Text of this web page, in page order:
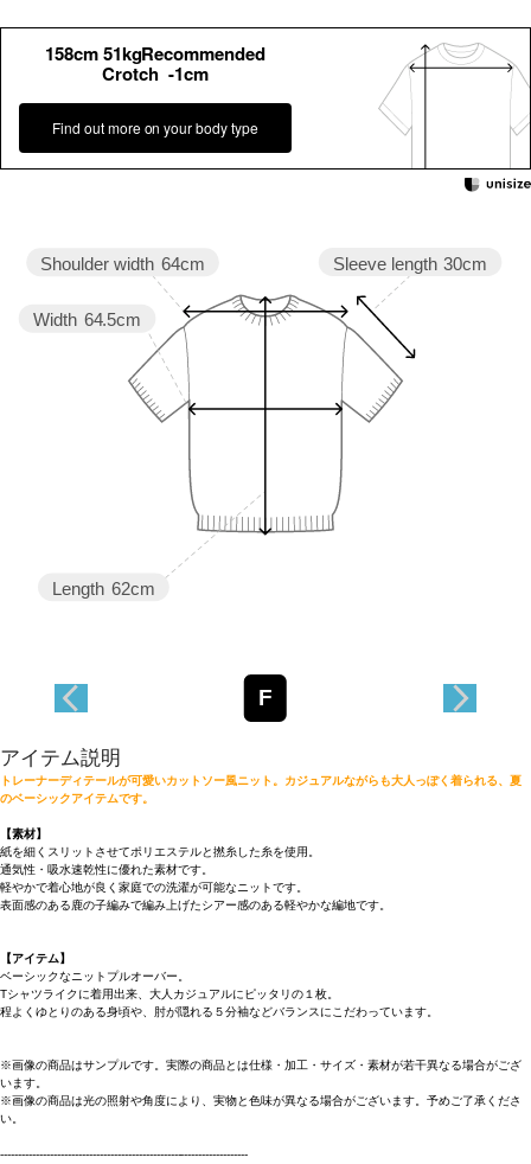
158cm 51kgRecommended
Crotch -1cm
Find out more on your body type
Sleeve length 30cm
Length 62cm
Width 64.5cm
Shoulder width 64cm
F
アイテム説明
トレーナーディテールが可愛いカットソー風ニット。カジュアルながらも大人っぽく着られる、夏
のベーシックアイテムです。
【素材】
紙を細くスリットさせてポリエステルと撚糸した糸を使用。
通気性・吸水速乾性に優れた素材です。
軽やかで着心地が良く家庭での洗濯が可能なニットです。
表面感のある鹿の子編みで編み上げたシアー感のある軽やかな編地です。
【アイテム】
ベーシックなニットプルオーバー。
Tシャツライクに着用出来、大人カジュアルにピッタリの１枚。
程よくゆとりのある身頃や、肘が隠れる５分袖などバランスにこだわっています。
※画像の商品はサンプルです。実際の商品とは仕様・加工・サイズ・素材が若干異なる場合がござ
います。
※画像の商品は光の照射や角度により、実物と色味が異なる場合がございます。予めご了承くださ
い。
----------------------------------------------------------------------